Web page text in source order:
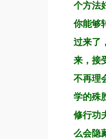
个方法
你能够
过来了
来，接
不再理
学的殊
修行功
么会隐